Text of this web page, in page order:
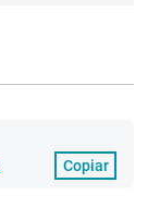
Copiar